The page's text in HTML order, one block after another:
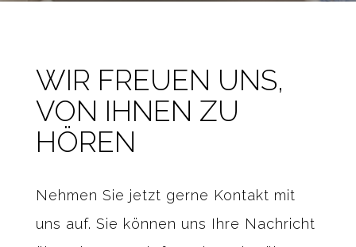
WIR FREUEN UNS,
VON IHNEN ZU
HÖREN
Nehmen Sie jetzt gerne Kontakt mit
uns auf. Sie können uns Ihre Nachricht